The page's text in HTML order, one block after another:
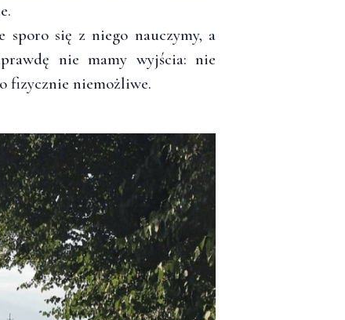
się z niego nauczymy, a
nie mamy wyjścia: nie
fizycznie niemożliwe.